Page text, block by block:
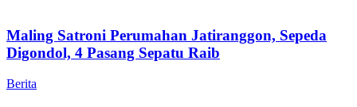
Maling Satroni Perumahan Jatiranggon, Sepeda
Digondol, 4 Pasang Sepatu Raib
Berita